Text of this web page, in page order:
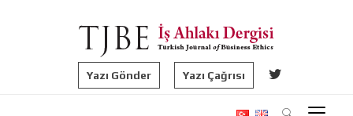
Yazı Gönder Yazı Çağrısı